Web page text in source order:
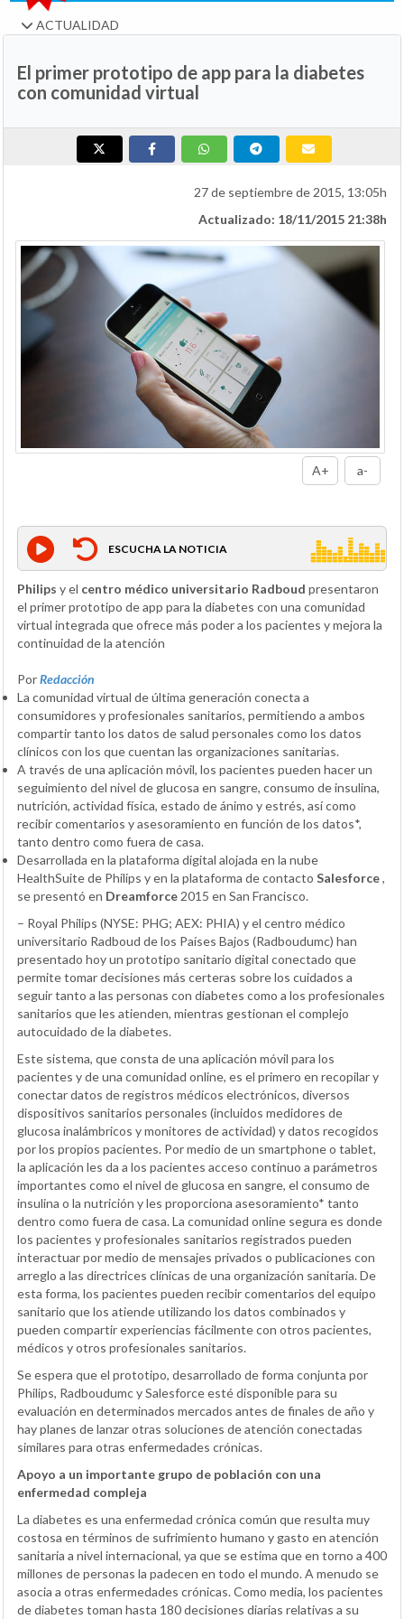
ACTUALIDAD
El primer prototipo de app para la diabetes
con comunidad virtual
27 de septiembre de 2015, 13:05h
Actualizado: 18/11/2015 21:38h
A+ a-
ESCUCHA LA NOTICIA
Philips y el centro médico universitario Radboud presentaron
el primer prototipo de app para la diabetes con una comunidad
virtual integrada que ofrece más poder a los pacientes y mejora la
continuidad de la atención
PorRedacción
La comunidad virtual de última generación conecta a
consumidores y profesionales sanitarios, permitiendo a ambos
compartir tanto los datos de salud personales como los datos
clínicos con los que cuentan las organizaciones sanitarias.
A través de una aplicación móvil, los pacientes pueden hacer un
seguimiento del nivel de glucosa en sangre, consumo de insulina,
nutrición, actividad física, estado de ánimo y estrés, así como
recibir comentarios y asesoramiento en función de los datos*,
tanto dentro como fuera de casa.
Desarrollada en la plataforma digital alojada en la nube
HealthSuite de Philips y en la plataforma de contacto Salesforce,
se presentó en Dreamforce 2015 en San Francisco.
– Royal Philips (NYSE: PHG; AEX: PHIA) y el centro médico
universitario Radboud de los Países Bajos (Radboudumc) han
presentado hoy un prototipo sanitario digital conectado que
permite tomar decisiones más certeras sobre los cuidados a
seguir tanto a las personas con diabetes como a los profesionales
sanitarios que les atienden, mientras gestionan el complejo
autocuidado de la diabetes.
Este sistema, que consta de una aplicación móvil para los
pacientes y de una comunidad online, es el primero en recopilar y
conectar datos de registros médicos electrónicos, diversos
dispositivos sanitarios personales (incluidos medidores de
glucosa inalámbricos y monitores de actividad) y datos recogidos
por los propios pacientes. Por medio de un smartphone o tablet,
la aplicación les da a los pacientes acceso continuo a parámetros
importantes como el nivel de glucosa en sangre, el consumo de
insulina o la nutrición y les proporciona asesoramiento* tanto
dentro como fuera de casa. La comunidad online segura es donde
los pacientes y profesionales sanitarios registrados pueden
interactuar por medio de mensajes privados o publicaciones con
arreglo a las directrices clínicas de una organización sanitaria. De
esta forma, los pacientes pueden recibir comentarios del equipo
sanitario que los atiende utilizando los datos combinados y
pueden compartir experiencias fácilmente con otros pacientes,
médicos y otros profesionales sanitarios.
Se espera que el prototipo, desarrollado de forma conjunta por
Philips, Radboudumc y Salesforce esté disponible para su
evaluación en determinados mercados antes de finales de año y
hay planes de lanzar otras soluciones de atención conectadas
similares para otras enfermedades crónicas.
Apoyo a un importante grupo de población con una
enfermedad compleja
La diabetes es una enfermedad crónica común que resulta muy
costosa en términos de sufrimiento humano y gasto en atención
sanitaria a nivel internacional, ya que se estima que en torno a 400
millones de personas la padecen en todo el mundo. A menudo se
asocia a otras enfermedades crónicas. Como media, los pacientes
de diabetes toman hasta 180 decisiones diarias relativas a su